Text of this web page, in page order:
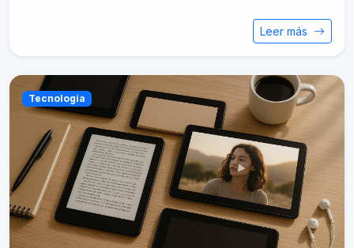
Leer más
Tecnología